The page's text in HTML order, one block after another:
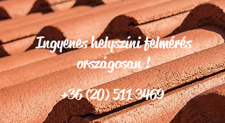
Ingyenes helyszíni felmérés
országosan !
+36 (20) 511 3469